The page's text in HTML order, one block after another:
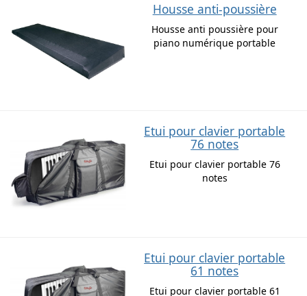
Housse anti-poussière
Housse anti poussière pour
piano numérique portable
Etui pour clavier portable
76 notes
Etui pour clavier portable 76
notes
Etui pour clavier portable
61 notes
Etui pour clavier portable 61